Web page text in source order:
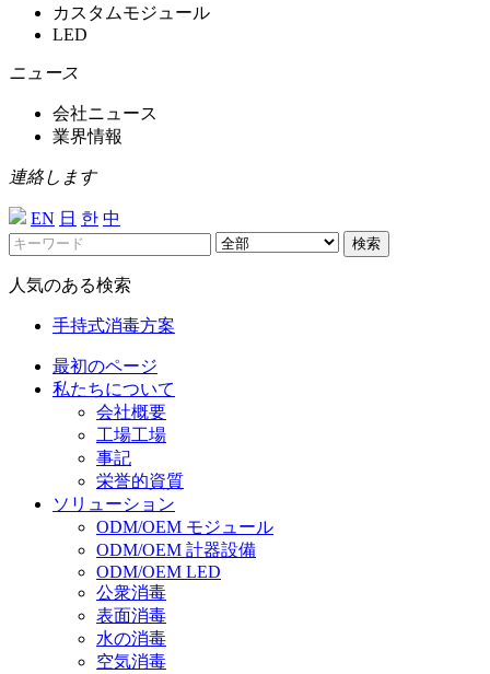
カスタムモジュール
LED
ニュース
会社ニュース
業界情報
連絡します
EN 日 한 中
検索
人気のある検索
手持式消毒方案
最初のページ
私たちについて
会社概要
工場工場
事記
栄誉的資質
ソリューション
ODM/OEM モジュール
ODM/OEM 計器設備
ODM/OEM LED
公衆消毒
表面消毒
水の消毒
空気消毒